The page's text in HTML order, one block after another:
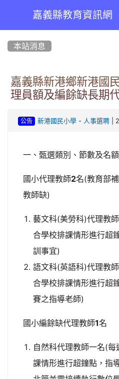
嘉義縣教育資訊網
本站消息
嘉義縣新港鄉新港國
理員額及編餘缺長期
公告 新港國民小學- 人事選聘|
一、甄選類別、節數及名額
國小代理教師2名(教育部
教師缺)
藝文科(美勞科)代理教
合學校排課情形進行超
訓事宜)
語文科(英語科)代理教
合學校排課情形進行超
賽之指導老師)
國小編餘缺代理教師1名
自然科代理教師一名(
課情形進行超鐘點，指